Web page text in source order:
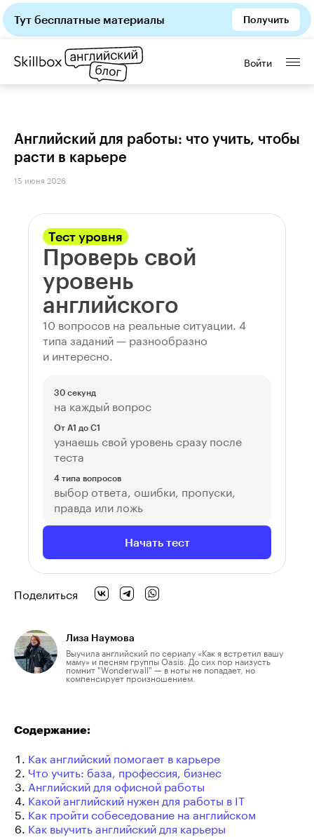
Тут бесплатные материалы Получить
Войти
Английский для работы: что учить, чтобы
расти в карьере
15 июня 2026
Тест уровня
Проверь свой
уровень
английского
10 вопросов на реальные ситуации. 4
типа заданий — разнообразно
и интересно.
30 секунд
на каждый вопрос
От A1 до C1
узнаешь свой уровень сразу после
теста
4 типа вопросов
выбор ответа, ошибки, пропуски,
правда или ложь
Начать тест
Поделиться
Лиза Наумова
Выучила английский по сериалу «Как я встретил вашу
маму» и песням группы Oasis. До сих пор наизусть
помнит "Wonderwall" — в ноты не попадает, но
компенсирует произношением.
Содержание:
Как английский помогает в карьере
Что учить: база, профессия, бизнес
Английский для офисной работы
Какой английский нужен для работы в IT
Как пройти собеседование на английском
Как выучить английский для карьеры